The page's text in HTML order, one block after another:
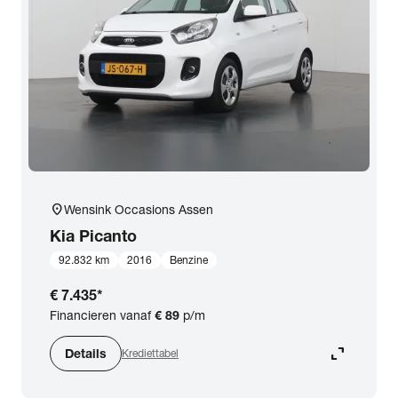
BTW (aftrekbaar) / Marge (BTW niet aftrekbaar)
Merk & Model
Kia close
Bouwjaar
Staat van de auto
Brandstof
location_onWensink Occasions Assen
Kia Picanto
92.832 km 2016 Benzine
€ 7.435*
Financieren vanaf€ 89 p/m
Details Krediettabel expand_content